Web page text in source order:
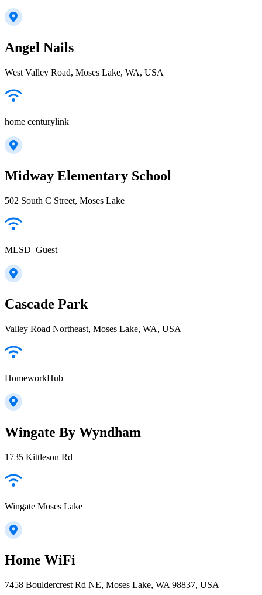
Angel Nails
West Valley Road, Moses Lake, WA, USA
home centurylink
Midway Elementary School
502 South C Street, Moses Lake
MLSD_Guest
Cascade Park
Valley Road Northeast, Moses Lake, WA, USA
HomeworkHub
Wingate By Wyndham
1735 Kittleson Rd
Wingate Moses Lake
Home WiFi
7458 Bouldercrest Rd NE, Moses Lake, WA 98837, USA